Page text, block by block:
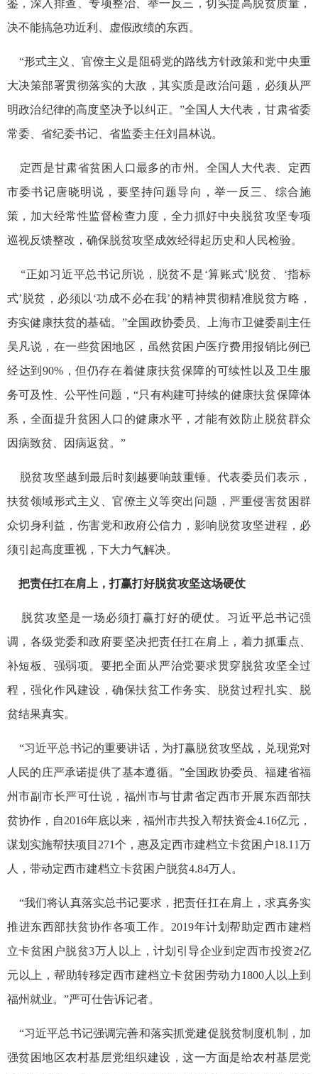
鉴，深入排查、专项整治、举一反三，切实提高脱贫质量，
决不能搞急功近利、虚假政绩的东西。
“形式主义、官僚主义是阻碍党的路线方针政策和党中央重
大决策部署贯彻落实的大敌，其实质是政治问题，必须从严
明政治纪律的高度坚决予以纠正。”全国人大代表，甘肃省委
常委、省纪委书记、省监委主任刘昌林说。
定西是甘肃省贫困人口最多的市州。全国人大代表、定西
市委书记唐晓明说，要坚持问题导向，举一反三、综合施
策，加大经常性监督检查力度，全力抓好中央脱贫攻坚专项
巡视反馈整改，确保脱贫攻坚成效经得起历史和人民检验。
“正如习近平总书记所说，脱贫不是‘算账式’脱贫、‘指标
式’脱贫，必须以‘功成不必在我’的精神贯彻精准脱贫方略，
夯实健康扶贫的基础。”全国政协委员、上海市卫健委副主任
吴凡说，在一些贫困地区，虽然贫困户医疗费用报销比例已
经达到90%，但仍存在着健康扶贫保障的可续性以及卫生服
务可及性、公平性问题，“只有构建可持续的健康扶贫保障体
系，全面提升贫困人口的健康水平，才能有效防止脱贫群众
因病致贫、因病返贫。”
脱贫攻坚越到最后时刻越要响鼓重锤。代表委员们表示，
扶贫领域形式主义、官僚主义等突出问题，严重侵害贫困群
众切身利益，伤害党和政府公信力，影响脱贫攻坚进程，必
须引起高度重视，下大力气解决。
把责任扛在肩上，打赢打好脱贫攻坚这场硬仗
脱贫攻坚是一场必须打赢打好的硬仗。习近平总书记强
调，各级党委和政府要坚决把责任扛在肩上，着力抓重点、
补短板、强弱项。要把全面从严治党要求贯穿脱贫攻坚全过
程，强化作风建设，确保扶贫工作务实、脱贫过程扎实、脱
贫结果真实。
“习近平总书记的重要讲话，为打赢脱贫攻坚战，兑现党对
人民的庄严承诺提供了基本遵循。”全国政协委员、福建省福
州市副市长严可仕说，福州市与甘肃省定西市开展东西部扶
贫协作，自2016年底以来，福州市共投入帮扶资金4.16亿元，
谋划实施帮扶项目271个，惠及定西市建档立卡贫困户18.11万
人，带动定西市建档立卡贫困户脱贫4.84万人。
“我们将认真落实总书记要求，把责任扛在肩上，求真务实
推进东西部扶贫协作各项工作。2019年计划帮助定西市建档
立卡贫困户脱贫3万人以上，计划引导企业到定西市投资2亿
元以上，帮助转移定西市建档立卡贫困劳动力1800人以上到
福州就业。”严可仕告诉记者。
“习近平总书记强调完善和落实抓党建促脱贫制度机制，加
强贫困地区农村基层党组织建设，这一方面是给农村基层党